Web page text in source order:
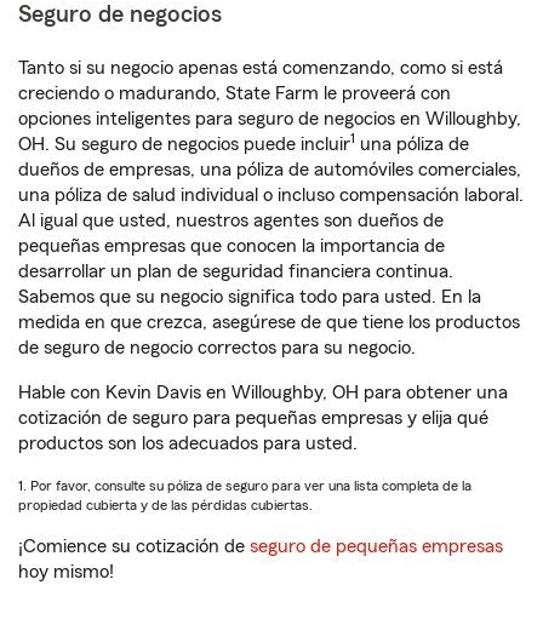
Seguro de negocios
Tanto si su negocio apenas está comenzando, como si está
creciendo o madurando, State Farm le proveerá con
opciones inteligentes para seguro de negocios en Willoughby,
OH. Su seguro de negocios puede incluir1 una póliza de
dueños de empresas, una póliza de automóviles comerciales,
una póliza de salud individual o incluso compensación laboral.
Al igual que usted, nuestros agentes son dueños de
pequeñas empresas que conocen la importancia de
desarrollar un plan de seguridad financiera continua.
Sabemos que su negocio significa todo para usted. En la
medida en que crezca, asegúrese de que tiene los productos
de seguro de negocio correctos para su negocio.
Hable con Kevin Davis en Willoughby, OH para obtener una
cotización de seguro para pequeñas empresas y elija qué
productos son los adecuados para usted.
1. Por favor, consulte su póliza de seguro para ver una lista completa de la
propiedad cubierta y de las pérdidas cubiertas.
¡Comience su cotización de seguro de pequeñas empresas
hoy mismo!